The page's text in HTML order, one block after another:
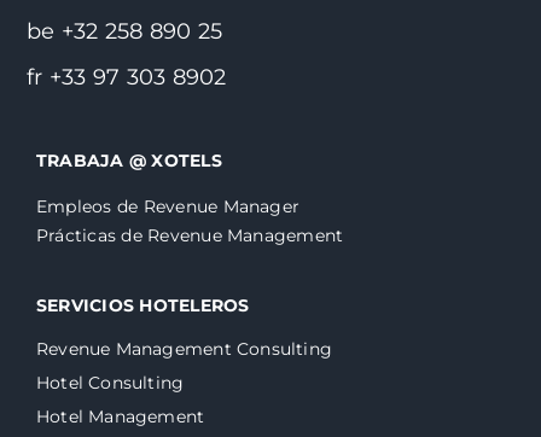
be +32 258 890 25
fr +33 97 303 8902
TRABAJA @ XOTELS
Empleos de Revenue Manager
Prácticas de Revenue Management
SERVICIOS HOTELEROS
Revenue Management Consulting
Hotel Consulting
Hotel Management